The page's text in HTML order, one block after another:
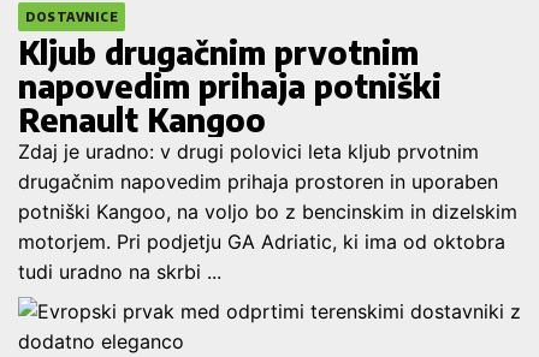
DOSTAVNICE
Kljub drugačnim prvotnim
napovedim prihaja potniški
Renault Kangoo
Zdaj je uradno: v drugi polovici leta kljub prvotnim
drugačnim napovedim prihaja prostoren in uporaben
potniški Kangoo, na voljo bo z bencinskim in dizelskim
motorjem. Pri podjetju GA Adriatic, ki ima od oktobra
tudi uradno na skrbi ...